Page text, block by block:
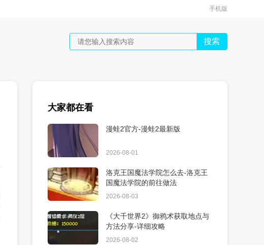
手机版
搜索
大家都在看
漫蛙2官方-漫蛙2最新版
2026-08-01
洛克王国魔法学院怎么去-洛克王
国魔法学院的前往做法
2026-08-03
《大千世界2》御鸦术获取地点与
方法分享-详细攻略
2026-08-02